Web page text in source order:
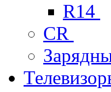
R14
CR